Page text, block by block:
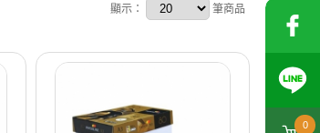
0
顯示： 筆商品